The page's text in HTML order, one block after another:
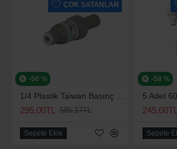
ÇOK SATANLAR
-50 %
295,00TL 585,17TL
Sepete Ekle
-58 %
245,00TL
Sepete